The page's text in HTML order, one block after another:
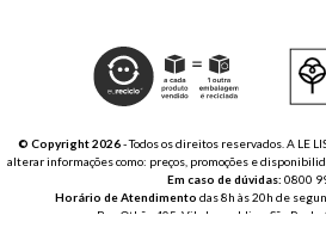
© Copyright 2026- Todos os direitos reservados. A LE
alterar informações como: preços, promoções e
Em caso de dúvidas: 0800
Horário de Atendimento das 8h às 20h de
Rua Othão 405, Vila Leopoldina, São